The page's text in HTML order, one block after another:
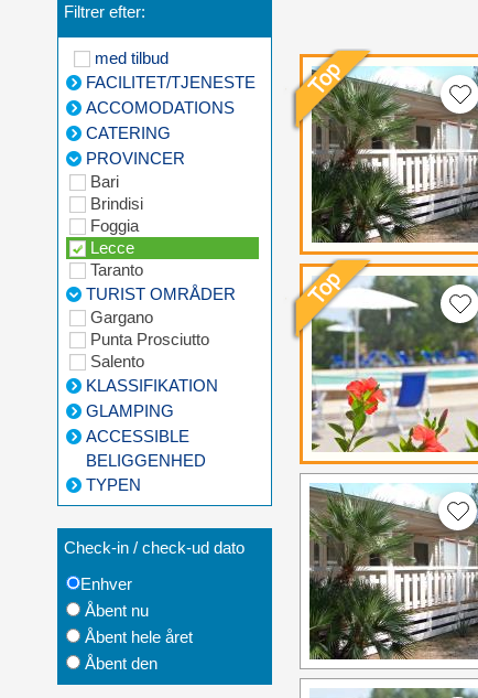
Filtrer efter:
med tilbud
FACILITET/TJENESTE
ACCOMODATIONS
CATERING
PROVINCER
Bari
Brindisi
Foggia
Lecce
Taranto
TURIST OMRÅDER
Gargano
Punta Prosciutto
Salento
KLASSIFIKATION
GLAMPING
ACCESSIBLE
BELIGGENHED
TYPEN
Check-in / check-ud dato
Enhver
Åbent nu
Åbent hele året
Åbent den